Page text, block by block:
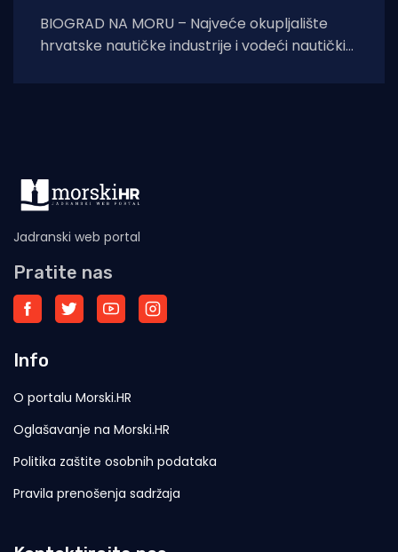
BIOGRAD NA MORU – Najveće okupljalište
hrvatske nautičke industrije i vodeći nautički
Jadranski web portal
Pratite nas
Info
O portalu Morski.HR
Oglašavanje na Morski.HR
Politika zaštite osobnih podataka
Pravila prenošenja sadržaja